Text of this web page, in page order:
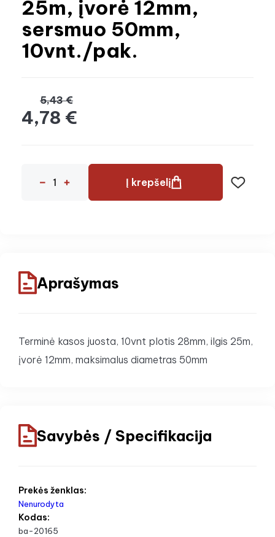
25m, įvorė 12mm,
sersmuo 50mm,
10vnt./pak.
5,43 €
4,78 €
Į krepšelį
Aprašymas
Terminė kasos juosta, 10vnt plotis 28mm, ilgis 25m,
įvorė 12mm, maksimalus diametras 50mm
Savybės / Specifikacija
Prekės ženklas:
Nenurodyta
Kodas:
ba-20165